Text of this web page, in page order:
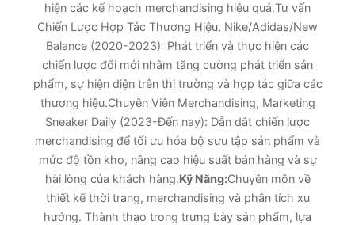
hiện các kế hoạch merchandising hiệu quả.Tư vấn
Chiến Lược Hợp Tác Thương Hiệu, Nike/Adidas/New
Balance (2020-2023): Phát triển và thực hiện các
chiến lược đổi mới nhằm tăng cường phát triển sản
phẩm, sự hiện diện trên thị trường và hợp tác giữa các
thương hiệu.Chuyên Viên Merchandising, Marketing
Sneaker Daily (2023-Đến nay): Dẫn dắt chiến lược
merchandising để tối ưu hóa bộ sưu tập sản phẩm và
mức độ tồn kho, nâng cao hiệu suất bán hàng và sự
hài lòng của khách hàng.Kỹ Năng:Chuyên môn về
thiết kế thời trang, merchandising và phân tích xu
hướng. Thành thạo trong trưng bày sản phẩm, lựa